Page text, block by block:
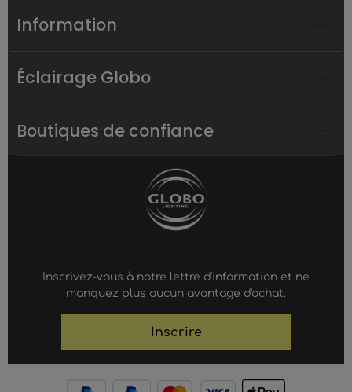
Information
Éclairage Globo
Boutiques de confiance
Inscrivez-vous à notre lettre d'information et ne
manquez plus aucun avantage d'achat.
Inscrire